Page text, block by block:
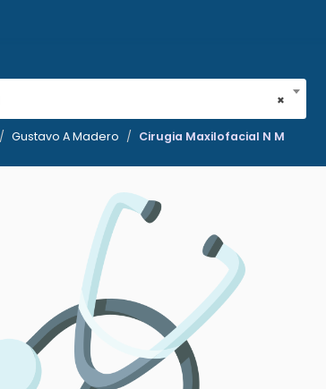
×
Gustavo A Madero Cirugia Maxilofacial N M